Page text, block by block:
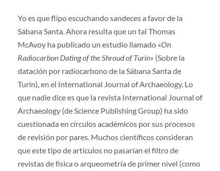
Yo es que flipo escuchando sandeces a favor de la
Sábana Santa. Ahora resulta que un tal Thomas
McAvoy ha publicado un estudio llamado «On
Radiocarbon Dating of the Shroud of Turin» (Sobre la
datación por radiocarbono de la Sábana Santa de
Turín), en el International Journal of Archaeology. Lo
que nadie dice es que la revista International Journal of
Archaeology (de Science Publishing Group) ha sido
cuestionada en círculos académicos por sus procesos
de revisión por pares. Muchos científicos consideran
que este tipo de artículos no pasarían el filtro de
revistas de física o arqueometría de primer nivel (como